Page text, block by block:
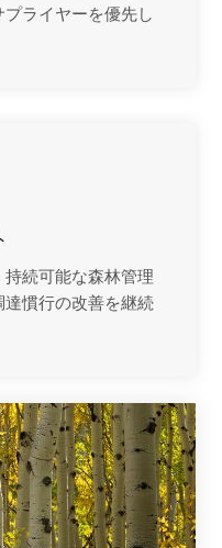
ライヤーを優先し
続可能な森林管理
慣行の改善を継続